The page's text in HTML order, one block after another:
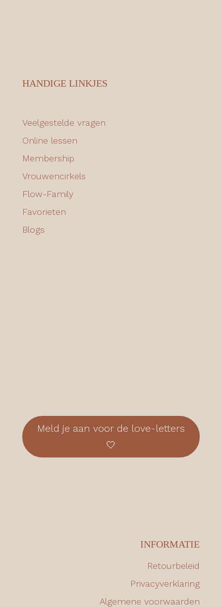
HANDIGE LINKJES
Veelgestelde vragen
Online lessen
Membership
Vrouwencirkels
Flow-Family
Favorieten
Blogs
Meld je aan voor de love-letters
🤍
INFORMATIE
Retourbeleid
Privacyverklaring
Algemene voorwaarden